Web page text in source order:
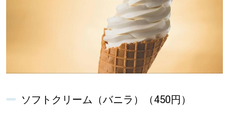
ソフトクリーム（バニラ）（450円）